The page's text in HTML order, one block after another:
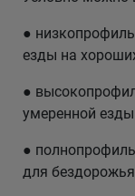
●
езды на
●
умеренной
●
для